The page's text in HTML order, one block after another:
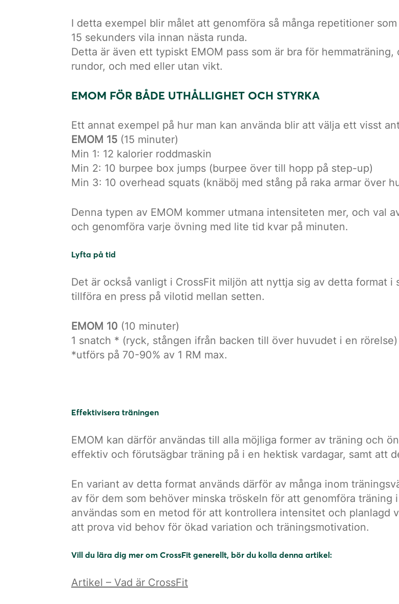
I detta exempel blir målet att genomföra så många repetitioner
15 sekunders vila innan nästa runda.
Detta är även ett typiskt EMOM pass som är bra för
rundor, och med eller utan vikt.
EMOM FÖR BÅDE UTHÅLLIGHET OCH STYRKA
Ett annat exempel på hur man kan använda blir att välja ett visst
EMOM 15 (15 minuter)
Min 1: 12 kalorier roddmaskin
Min 2: 10 burpee box jumps (burpee över till hopp på step-up)
Min 3: 10 overhead squats (knäböj med stång på raka armar över
Denna typen av EMOM kommer utmana intensiteten mer, och val
och genomföra varje övning med lite tid kvar på minuten.
Lyfta på tid
Det är också vanligt i CrossFit miljön att nyttja sig av detta format
tillföra en press på vilotid mellan setten.
EMOM 10 (10 minuter)
1 snatch * (ryck, stången ifrån backen till över huvudet i en rörelse)
*utförs på 70-90% av 1 RM max.
Effektivisera träningen
EMOM kan därför användas till alla möjliga former av träning och
effektiv och förutsägbar träning på i en hektisk vardagar, samt att
En variant av detta format används därför av många inom
av för dem som behöver minska tröskeln för att genomföra träning
användas som en metod för att kontrollera intensitet och planlagd
att prova vid behov för ökad variation och träningsmotivation.
Vill du lära dig mer om CrossFit generellt, bör du kolla denna artikel:
Artikel – Vad är CrossFit